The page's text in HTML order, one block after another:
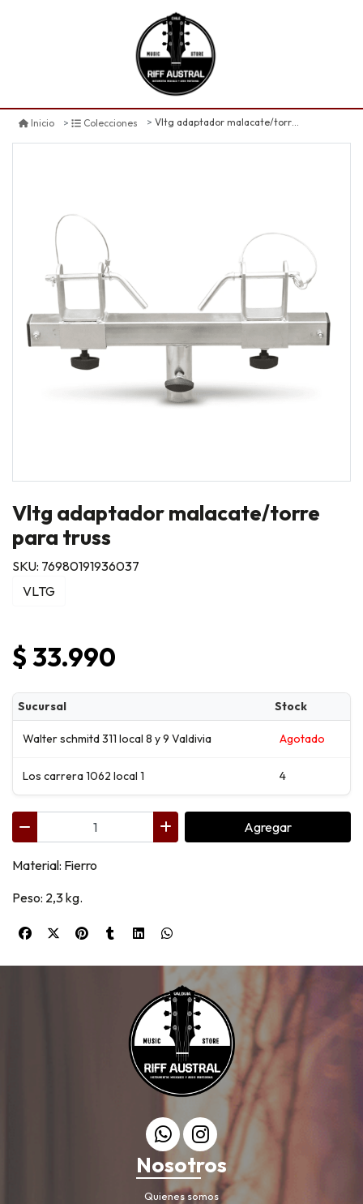
Inicio Colecciones Vltg adaptador malacate/torre para truss
Vltg adaptador malacate/torre
para truss
SKU: 76980191936037
VLTG
$ 33.990
Sucursal Stock
Walter schmitd 311 local 8 y 9 Valdivia Agotado
Los carrera 1062 local 1 4
Agregar
Material: Fierro
Peso: 2,3 kg.
Nosotros
Quienes somos